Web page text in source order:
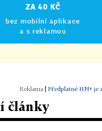
ZA 40 KČ
bez mobilní aplikace
a s reklamou
Předplatné HN+ je
články